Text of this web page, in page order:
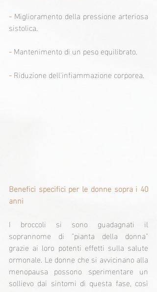
- Miglioramento della pressione arteriosa
sistolica.
- Mantenimento di un peso equilibrato.
- Riduzione dell'infiammazione corporea.
Benefici specifici per le donne sopra i 40
anni
I broccoli si sono guadagnati il
soprannome di "pianta della donna"
grazie ai loro potenti effetti sulla salute
ormonale. Le donne che si avvicinano alla
menopausa possono sperimentare un
sollievo dai sintomi di questa fase, così